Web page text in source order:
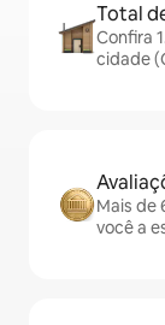
Total
Confira
cidade
Mais de
você a